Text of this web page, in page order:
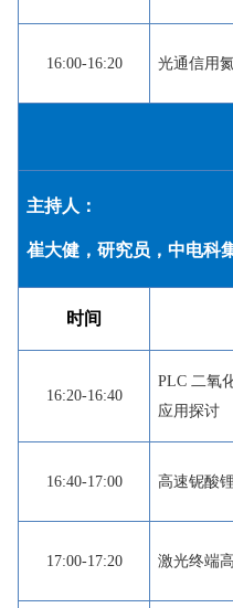
16:00-16:20 光通信用
主持人：
崔大健，研究员，中电科
时间
16:20-16:40
PLC 二氧
应用探讨
16:40-17:00 高速铌酸
17:00-17:20 激光终端